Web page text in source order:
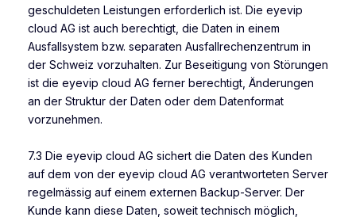
geschuldeten Leistungen erforderlich ist. Die eyevip
cloud AG ist auch berechtigt, die Daten in einem
Ausfallsystem bzw. separaten Ausfallrechenzentrum in
der Schweiz vorzuhalten. Zur Beseitigung von Störungen
ist die eyevip cloud AG ferner berechtigt, Änderungen
an der Struktur der Daten oder dem Datenformat
vorzunehmen.
7.3 Die eyevip cloud AG sichert die Daten des Kunden
auf dem von der eyevip cloud AG verantworteten Server
regelmässig auf einem externen Backup-Server. Der
Kunde kann diese Daten, soweit technisch möglich,